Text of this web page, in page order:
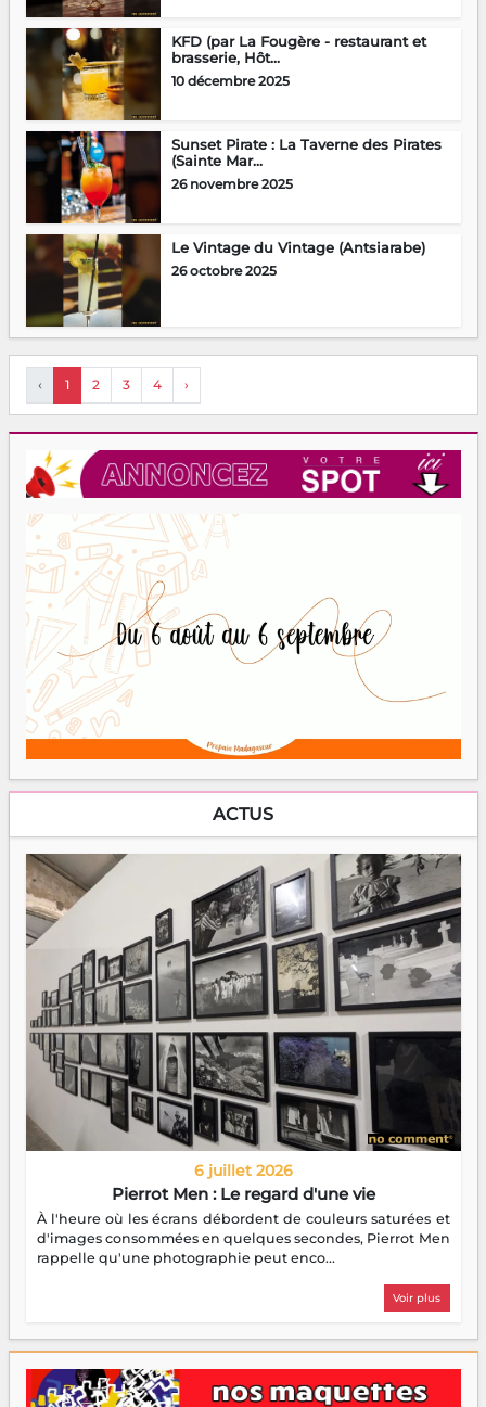
KFD (par La Fougère - restaurant et
brasserie, Hôt...
10 décembre 2025
Sunset Pirate : La Taverne des Pirates
(Sainte Mar...
26 novembre 2025
Le Vintage du Vintage (Antsiarabe)
26 octobre 2025
‹ 1 2 3 4 ›
ACTUS
6 juillet 2026
Pierrot Men : Le regard d'une vie
À l'heure où les écrans débordent de couleurs saturées et
d'images consommées en quelques secondes, Pierrot Men
rappelle qu'une photographie peut enco...
Voir plus